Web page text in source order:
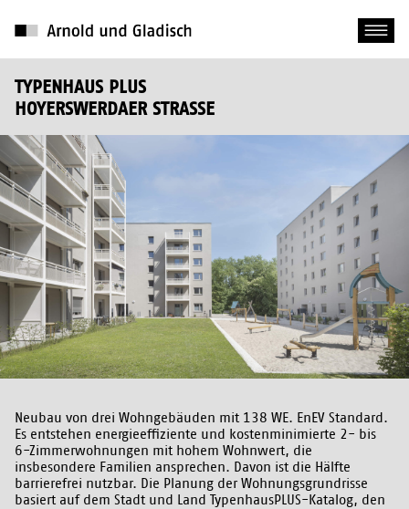
TYPENHAUS PLUS
HOYERSWERDAER STRASSE
Neubau von drei Wohngebäuden mit 138 WE. EnEV Standard.
Es entstehen energieeffiziente und kostenminimierte 2- bis
6-Zimmerwohnungen mit hohem Wohnwert, die
insbesondere Familien ansprechen. Davon ist die Hälfte
barrierefrei nutzbar. Die Planung der Wohnungsgrundrisse
basiert auf dem Stadt und Land TypenhausPLUS-Katalog, den